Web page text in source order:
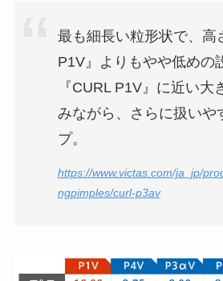
最も細長い粒形状で、高
P1V』よりもやや低めの
『CURL P1V』に近い大
みながら、さらに扱いや
プ。
https://www.victas.com/ja_jp/
ngpimples/curl-p3av